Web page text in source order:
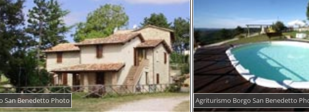
San Benedetto Photo Agriturismo Borgo San Benedetto